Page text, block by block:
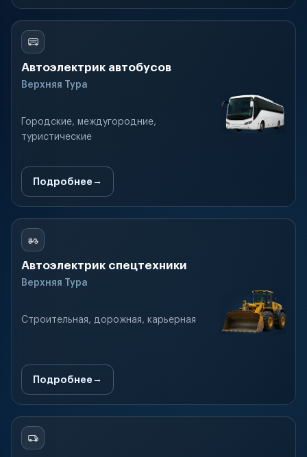
Автоэлектрик автобусов
Верхняя Тура
Городские, междугородние,
туристические
Подробнее
Автоэлектрик спецтехники
Верхняя Тура
Строительная, дорожная, карьерная
Подробнее